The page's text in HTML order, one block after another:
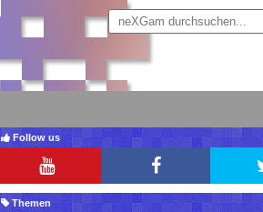
Follow us
Themen